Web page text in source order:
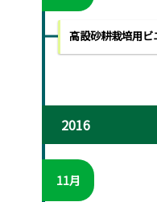
高設砂耕栽培用
2016
11月